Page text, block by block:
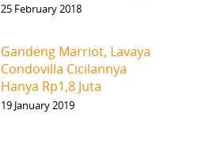
25 February 2018
Gandeng Marriot, Lavaya
Condovilla Cicilannya
Hanya Rp1,8 Juta
19 January 2019